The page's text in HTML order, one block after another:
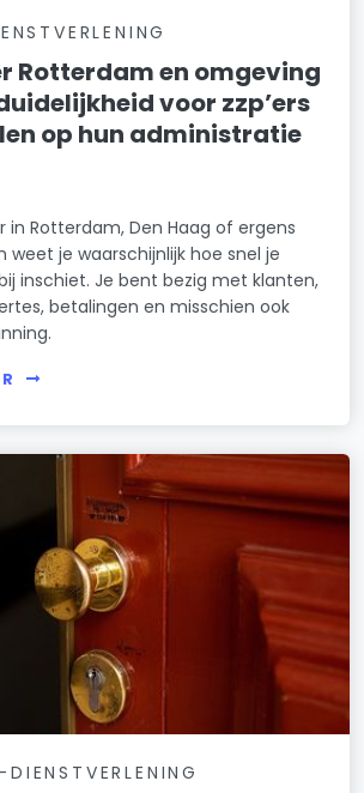
Rotterdam en omgeving
voor zzp’ers
op hun administratie
in Rotterdam, Den Haag of ergens
weet je waarschijnlijk hoe snel je
inschiet. Je bent bezig met klanten,
betalingen en misschien ook